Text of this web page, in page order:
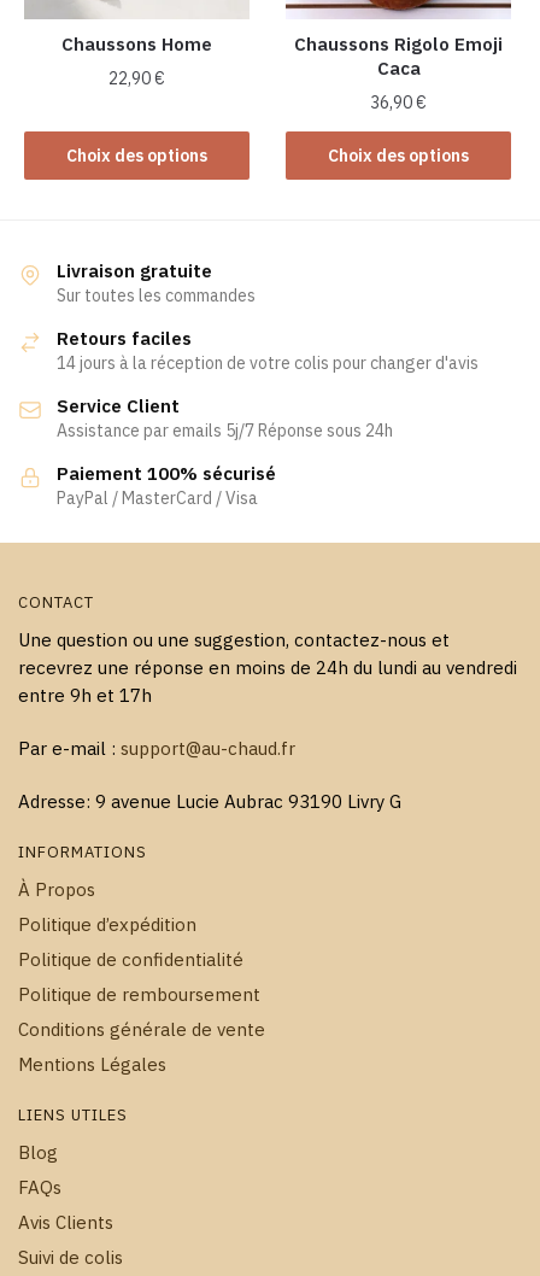
la
page
produit
la
page
du
produit
Chaussons Home
22,90€
Choix des options
produit
a
Les
options
peuvent
être
sur
la
page
du
Chaussons Rigolo Emoji
Caca
36,90€
Choix des options
Ce
produit
peuvent
être
Livraison gratuite
Sur toutes les commandes
Retours faciles
14 jours à la réception de votre colis pour changer d'avis
Service Client
Assistance par emails 5j/7 Réponse sous 24h
Paiement 100% sécurisé
PayPal / MasterCard / Visa
CONTACT
Une question ou une suggestion, contactez-nous et
recevrez une réponse en moins de 24h du lundi au vendredi
entre 9h et 17h
Par e-mail : support@au-chaud.fr
Adresse: 9 avenue Lucie Aubrac 93190 Livry G
INFORMATIONS
À Propos
Politique d’expédition
Politique de confidentialité
Politique de remboursement
Conditions générale de vente
Mentions Légales
LIENS UTILES
Blog
FAQs
Avis Clients
Suivi de colis